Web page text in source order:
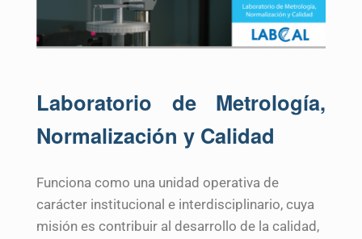
Laboratorio de Metrología,
Normalización y Calidad
Funciona como una unidad operativa de
carácter institucional e interdisciplinario, cuya
misión es contribuir al desarrollo de la calidad,